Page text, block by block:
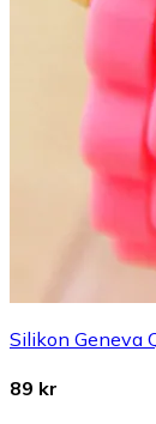
Silikon Geneva
89 kr